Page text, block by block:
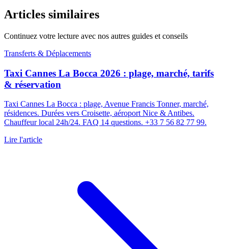
Articles similaires
Continuez votre lecture avec nos autres guides et conseils
Transferts & Déplacements
Taxi Cannes La Bocca 2026 : plage, marché, tarifs
& réservation
Taxi Cannes La Bocca : plage, Avenue Francis Tonner, marché,
résidences. Durées vers Croisette, aéroport Nice & Antibes.
Chauffeur local 24h/24. FAQ 14 questions. +33 7 56 82 77 99.
Lire l'article